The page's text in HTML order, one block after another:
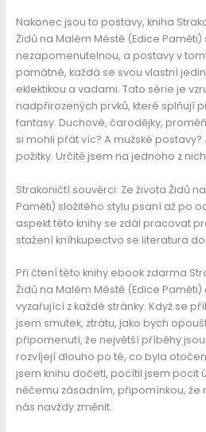
Nakonec jsou to postavy, kniha
Židů na Malém Méstě (Edice Paměti)
nezapomenutelnou, a postavy v
památné, každá se svou vlastní
eklektikou a vadami. Tato série je
nadpřirozených prvků, které splňují
fantasy. Duchové, čarodějky,
si mohli přát víc? A mužské
požitky. Určitě jsem na jednoho z
Strakoničtí souvěrci: Ze života Židů
Paměti) složitého stylu psaní až po
aspekt této knihy se zdál pracovat
stažení kníhkupectvo se literatura
Při čtení této knihy ebook zdarma
Židů na Malém Méstě (Edice
vyzařující z každé stránky. Když se
jsem smutek, ztrátu, jako bych
připomenutí, že největší příběhy
rozvíjejí dlouho po té, co byla
jsem knihu dočetl, pocítil jsem pocit
něčemu zásadním, připomínkou, že
nás navždy změnit.